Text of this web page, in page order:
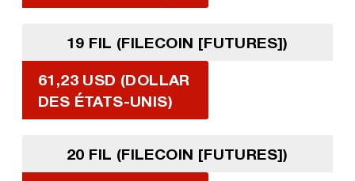
19 FIL (FILECOIN [FUTURES])
61,23 USD (DOLLAR
DES ÉTATS-UNIS)
20 FIL (FILECOIN [FUTURES])